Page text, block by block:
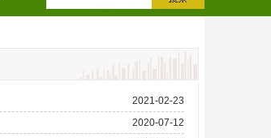
2021-02-23
2020-07-12